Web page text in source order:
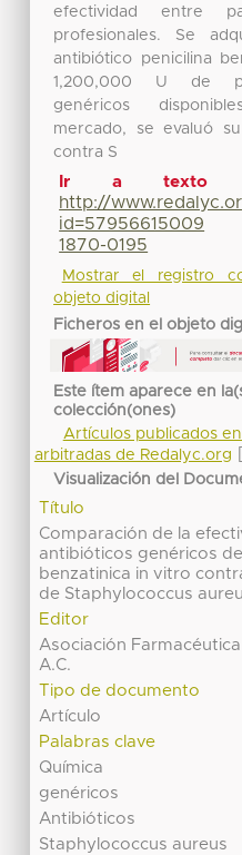
efectividad entre
profesionales. Se
antibiótico penicilina
1,200,000 U de
genéricos
mercado, se evaluó
contra S
Ir a texto
http://
id=57956615009
1870-0195
Mostrar el registro
objeto digital
Ficheros en el objeto
Este ítem aparece en
colección(ones)
Artículos publicados
arbitradas de Redalyc.org
Visualización del
Título
Comparación de la
antibióticos genéricos
benzatinica in vitro
de Staphylococcus
Editor
Asociación
A.C.
Tipo de documento
Artículo
Palabras clave
Química
genéricos
Antibióticos
Staphylococcus aureus